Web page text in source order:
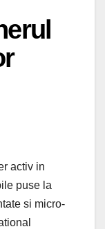
activ in
puse la
si micro-